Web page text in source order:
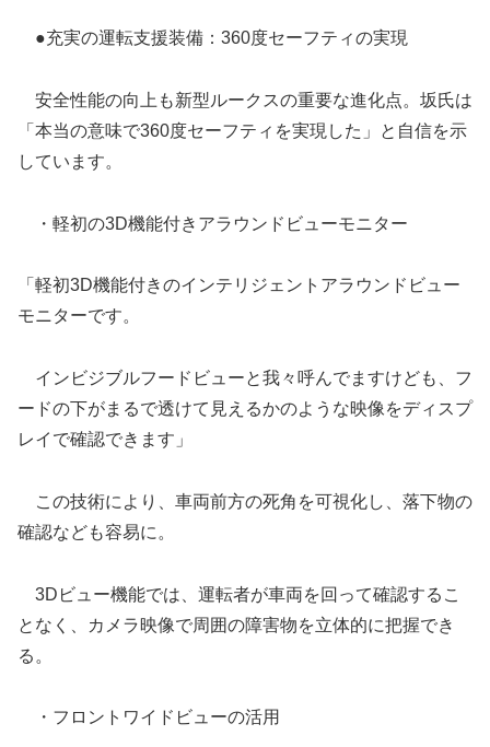
●充実の運転支援装備：360度セーフティの実現
安全性能の向上も新型ルークスの重要な進化点。坂氏は
「本当の意味で360度セーフティを実現した」と自信を示
しています。
・軽初の3D機能付きアラウンドビューモニター
「軽初3D機能付きのインテリジェントアラウンドビュー
モニターです。
インビジブルフードビューと我々呼んでますけども、フ
ードの下がまるで透けて見えるかのような映像をディスプ
レイで確認できます」
この技術により、車両前方の死角を可視化し、落下物の
確認なども容易に。
3Dビュー機能では、運転者が車両を回って確認するこ
となく、カメラ映像で周囲の障害物を立体的に把握でき
る。
・フロントワイドビューの活用